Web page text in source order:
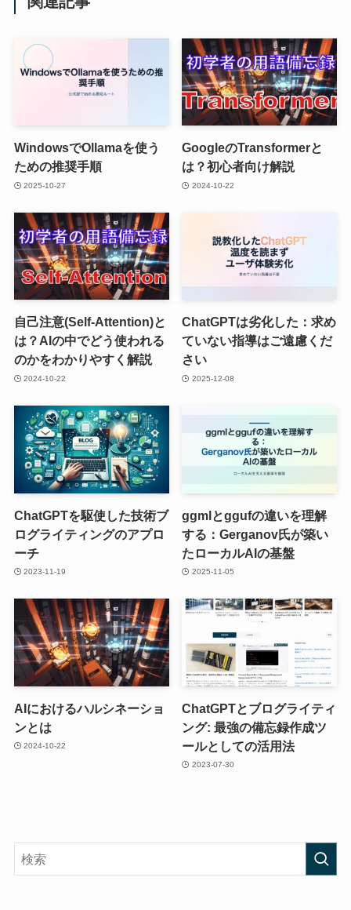
WindowsでOllamaを使う
ための推奨手順
2025-10-27
GoogleのTransformerと
は？初心者向け解説
2024-10-22
自己注意(Self-Attention)と
は？AIの中でどう使われる
のかをわかりやすく解説
2024-10-22
ChatGPTは劣化した：求め
ていない指導はご遠慮くだ
さい
2025-12-08
ChatGPTを駆使した技術ブ
ログライティングのアプロ
ーチ
2023-11-19
ggmlとggufの違いを理解
する：Gerganov氏が築い
たローカルAIの基盤
2025-11-05
AIにおけるハルシネーショ
ンとは
2024-10-22
ChatGPTとブログライティ
ング: 最強の備忘録作成ツ
ールとしての活用法
2023-07-30